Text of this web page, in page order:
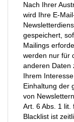
Nach Ihrer
wird Ihre E-
gespeichert,
Mailings
werden nur für
anderen Daten
Ihrem
Einhaltung der
von
Art. 6 Abs. 1 lit.
Blacklist ist